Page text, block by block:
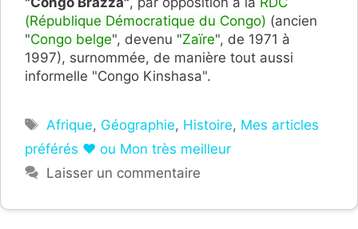
(République Démocratique du Congo) (ancien
"Congo belge", devenu "Zaïre", de 1971 à
1997), surnommée, de manière tout aussi
informelle "Congo Kinshasa".
Étiquettes
Afrique, Géographie, Histoire, Mes articles
préférés ❤ ou Mon très meilleur
Laisser un commentaire